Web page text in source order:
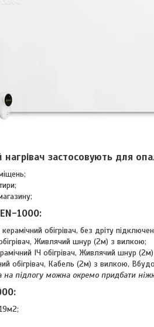
застосовують для
1000:
обігрівач, без дріту
Живлячий шнур (2м) з вилкою;
ІЧ обігрівач, Живлячий шнур
обігрівач, Кабель (2м) з вилкою,
на підлогу можна окремо придбати